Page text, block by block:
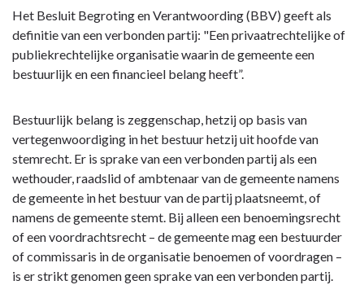
Terug
naar
navigatie
Verbonden
partijen
Wettelijk
kader
gemeentelijk
beleid
Het Besluit Begroting en Verantwoording (BBV) geeft als
definitie van een verbonden partij: "Een privaatrechtelijke of
publiekrechtelijke organisatie waarin de gemeente een
bestuurlijk en een financieel belang heeft”.
Bestuurlijk belang is zeggenschap, hetzij op basis van
vertegenwoordiging in het bestuur hetzij uit hoofde van
stemrecht. Er is sprake van een verbonden partij als een
wethouder, raadslid of ambtenaar van de gemeente namens
de gemeente in het bestuur van de partij plaatsneemt, of
namens de gemeente stemt. Bij alleen een benoemingsrecht
of een voordrachtsrecht – de gemeente mag een bestuurder
of commissaris in de organisatie benoemen of voordragen –
is er strikt genomen geen sprake van een verbonden partij.